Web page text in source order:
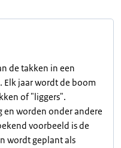
de takken in een
jaar wordt de boom
of "liggers".
en worden onder andere
voorbeeld is de
wordt geplant als